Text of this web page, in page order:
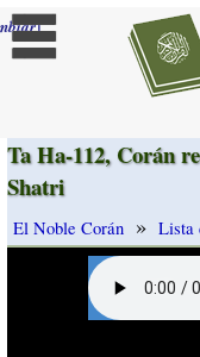
]
Ta Ha-112, Corán
Shatri
El Noble Corán » Lista